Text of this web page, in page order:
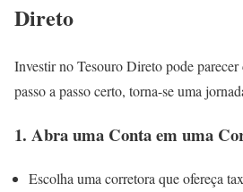
Direto
Investir no Tesouro Direto pode
passo a passo certo, torna-se uma
1. Abra uma Conta em uma
Escolha uma corretora que ofereça